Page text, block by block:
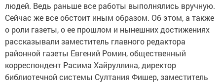
людей. Ведь раньше все работы выполнялись вручную.
Сейчас же все обстоит иным образом. Об этом, а также
о роли газеты, о ее прошлом и нынешних достижениях
рассказывали заместитель главного редактора
районной газеты Евгений Ромин, общественный
корреспондент Расима Хайруллина, директор
библиотечной системы Султания Фишер, заместитель